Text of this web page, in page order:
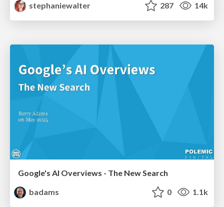
stephaniewalter
287 14k
Google's AI Overviews - The New Search
badams
0 1.1k